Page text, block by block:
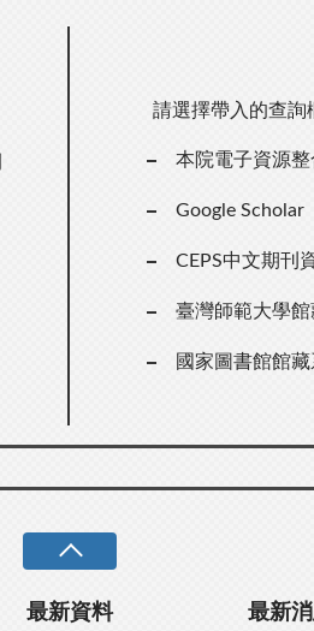
請選擇帶入的查詢
本院電子資源
Google Scholar
CEPS中文期刊
臺灣師範大學
國家圖書館館
最新資料 最新